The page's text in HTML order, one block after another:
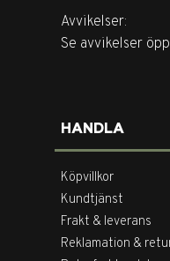
Avvikelser:
Se avvikelser
HANDLA
Köpvillkor
Kundtjänst
Frakt & leverans
Reklamation &